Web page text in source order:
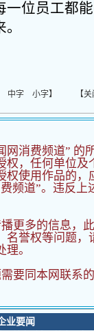
位员工都
中字 小字】 【关
网消费频道” 的
权，任何单位及
权使用作品的，
频道”。违反上
更多的信息，
名誉权等问题，
。
要同本网联系
业要闻